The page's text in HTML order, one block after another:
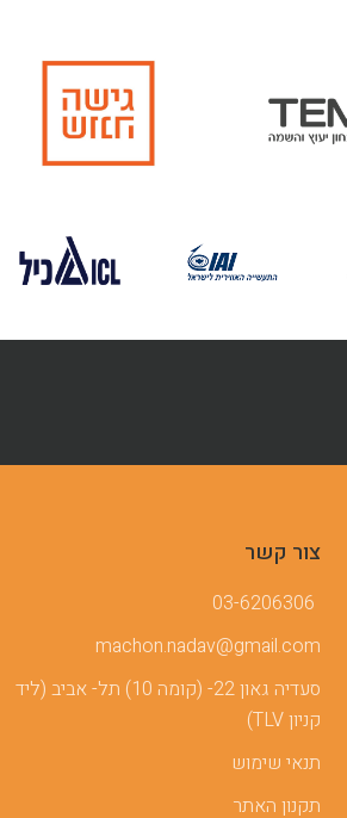
צור קשר
03-6206306
machon.nadav@gmail.com
סעדיה גאון 22- (קומה 10) תל- אביב (ליד
קניון TLV)
תנאי שימוש
תקנון האתר